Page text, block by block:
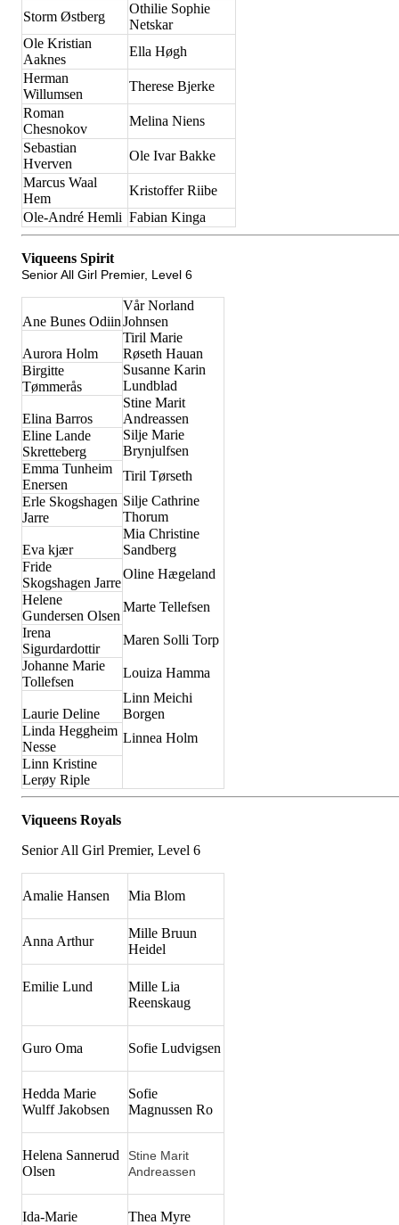
Storm Østberg
Othilie Sophie
Netskar
Ole Kristian
Aaknes
Ella Høgh
Herman
Willumsen
Therese Bjerke
Roman
Chesnokov
Melina Niens
Sebastian
Hverven
Ole Ivar Bakke
Marcus Waal
Hem
Kristoffer Riibe
Ole-André Hemli Fabian Kinga
Viqueens Spirit
Senior All Girl Premier, Level 6
Ane Bunes Odiin
Vår Norland
Johnsen
Aurora Holm
Tiril Marie
Røseth Hauan
Birgitte
Tømmerås
Susanne Karin
Lundblad
Elina Barros
Stine Marit
Andreassen
Eline Lande
Skretteberg
Silje Marie
Brynjulfsen
Emma Tunheim
Enersen
Tiril Tørseth
Erle Skogshagen
Jarre
Silje Cathrine
Thorum
Eva kjær
Mia Christine
Sandberg
Fride
Skogshagen Jarre
Oline Hægeland
Helene
Gundersen Olsen
Marte Tellefsen
Irena
Sigurdardottir
Maren Solli Torp
Johanne Marie
Tollefsen
Louiza Hamma
Laurie Deline
Linn Meichi
Borgen
Linda Heggheim
Nesse
Linnea Holm
Linn Kristine
Lerøy Riple
Viqueens Royals
Senior All Girl Premier, Level 6
Amalie Hansen Mia Blom
Anna Arthur
Mille Bruun
Heidel
Emilie Lund
Mille Lia
Reenskaug
Guro Oma Sofie Ludvigsen
Hedda Marie
Wulff Jakobsen
Sofie
Magnussen Ro
Helena Sannerud
Olsen
Stine Marit
Andreassen
Ida-Marie Thea Myre